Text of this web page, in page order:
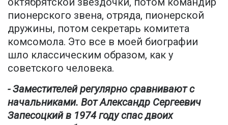
пионерского звена, отряда, пионерской
дружины, потом секретарь комитета
комсомола. Это все в моей биографии
шло классическим образом, как у
советского человека.
- Заместителей регулярно сравнивают с
начальниками. Вот Александр Сергеевич
Запесоцкий в 1974 году спас двоих